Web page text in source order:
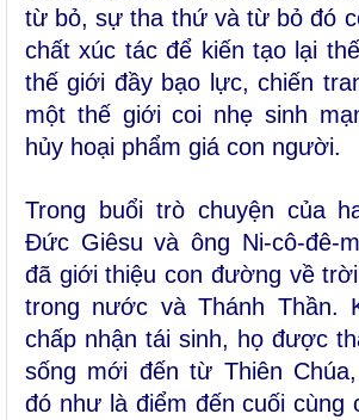
từ bỏ, sự tha thứ và từ bỏ đó
chất xúc tác để kiến tạo lại
thế giới đầy bạo lực, chiến
một thế giới coi nhẹ sinh
hủy hoại phẩm giá con người.
Trong buổi trò chuyện của
Đức Giêsu và ông Ni-cô-đê-
đã giới thiệu con đường về
trong nước và Thánh Thần.
chấp nhận tái sinh, họ được
sống mới đến từ Thiên
đó như là điểm đến cuối cùng